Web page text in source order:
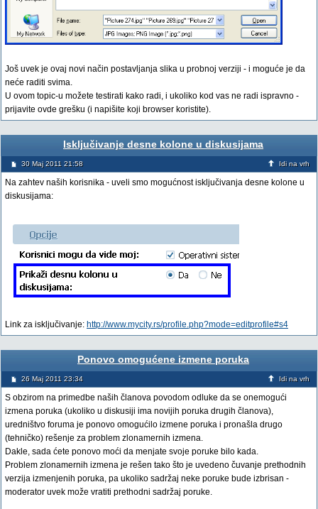
Još uvek je ovaj novi način postavljanja slika u probnoj verziji - i moguće je da
neće raditi svima.
U ovom topic-u možete testirati kako radi, i ukoliko kod vas ne radi ispravno -
prijavite ovde grešku (i napišite koji browser koristite).
Isključivanje desne kolone u diskusijama
30 Maj 2011 21:58 Idi na vrh
Na zahtev naših korisnika - uveli smo mogućnost isključivanja desne kolone u
diskusijama:
Link za isključivanje: http://www.mycity.rs/profile.php?mode=editprofile#s4
Ponovo omogućene izmene poruka
26 Maj 2011 23:34 Idi na vrh
S obzirom na primedbe naših članova povodom odluke da se onemogući
izmena poruka (ukoliko u diskusiji ima novijih poruka drugih članova),
uredništvo foruma je ponovo omogućilo izmene poruka i pronašla drugo
(tehničko) rešenje za problem zlonamernih izmena.
Dakle, sada ćete ponovo moći da menjate svoje poruke bilo kada.
Problem zlonamernih izmena je rešen tako što je uvedeno čuvanje prethodnih
verzija izmenjenih poruka, pa ukoliko sadržaj neke poruke bude izbrisan -
moderator uvek može vratiti prethodni sadržaj poruke.